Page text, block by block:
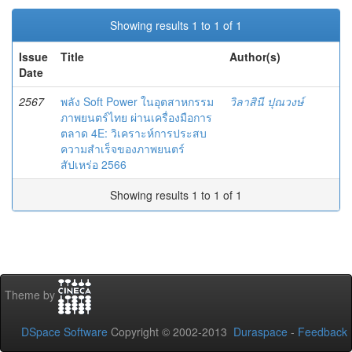
Showing results 1 to 1 of 1
Issue
Date
Title Author(s)
2567
พลัง Soft Power ในอุตสาหกรรม
ภาพยนตร์ไทย ผ่านเครื่องมือการ
ตลาด 4E: วิเคราะห์การประสบ
ความสำเร็จของภาพยนตร์
สัปเหร่อ 2566
วิลาสินี ปุณวงษ์
Showing results 1 to 1 of 1
Theme by
DSpace Software Copyright © 2002-2013 Duraspace - Feedback